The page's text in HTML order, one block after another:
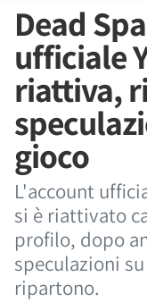
Dead
ufficiale
riattiva,
gioco
L'account
si è riattivato
profilo, dopo
speculazioni
ripartono.